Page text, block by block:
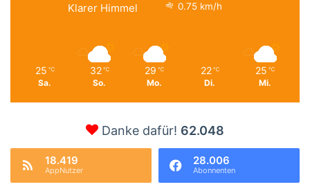
Klarer Himmel
0.75 km/h
25 ℃
Sa.
32 ℃
So.
29 ℃
Mo.
22 ℃
Di.
25 ℃
Mi.
Danke dafür! 62.048
18.419
AppNutzer
28.006
Abonnenten